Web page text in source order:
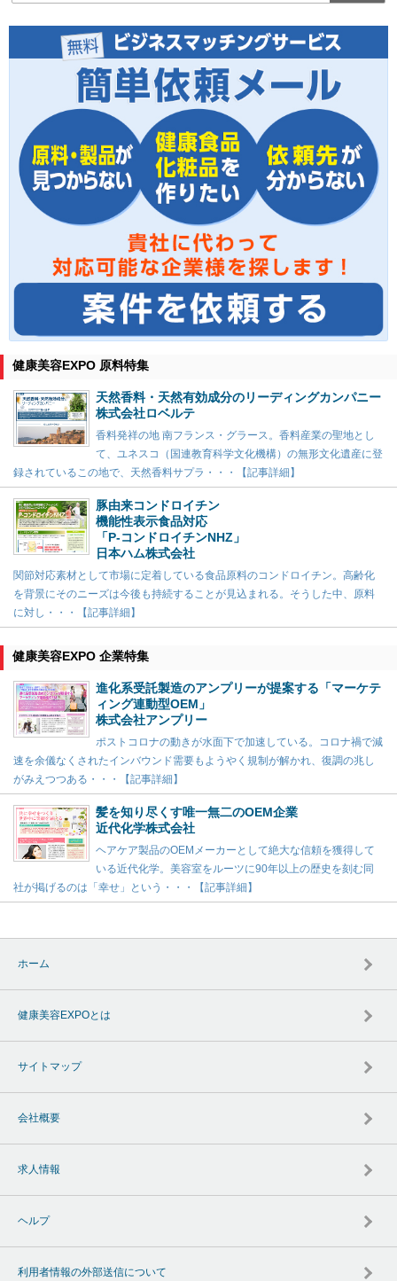
健康美容EXPO 原料特集
天然香料・天然有効成分のリーディングカンパニー
株式会社ロベルテ
香料発祥の地 南フランス・グラース。香料産業の聖地とし
て、ユネスコ（国連教育科学文化機構）の無形文化遺産に登
録されているこの地で、天然香料サプラ・・・【記事詳細】
豚由来コンドロイチン
機能性表示食品対応
「P-コンドロイチンNHZ」
日本ハム株式会社
関節対応素材として市場に定着している食品原料のコンドロイチン。高齢化
を背景にそのニーズは今後も持続することが見込まれる。そうした中、原料
に対し・・・【記事詳細】
健康美容EXPO 企業特集
進化系受託製造のアンプリーが提案する「マーケテ
ィング連動型OEM」
株式会社アンプリー
ポストコロナの動きが水面下で加速している。コロナ禍で減
速を余儀なくされたインバウンド需要もようやく規制が解かれ、復調の兆し
がみえつつある・・・【記事詳細】
髪を知り尽くす唯一無二のOEM企業
近代化学株式会社
ヘアケア製品のOEMメーカーとして絶大な信頼を獲得して
いる近代化学。美容室をルーツに90年以上の歴史を刻む同
社が掲げるのは「幸せ」という・・・【記事詳細】
ホーム
健康美容EXPOとは
サイトマップ
会社概要
求人情報
ヘルプ
利用者情報の外部送信について